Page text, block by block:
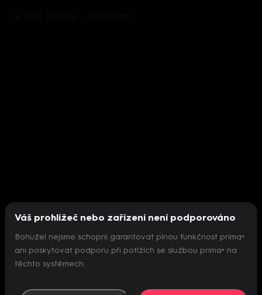
Nepodařilo se inicializovat přehrávač
Váš prohlížeč nebo zařízení není podporováno
Bohužel nejsme schopni garantovat plnou funkčnost prima+
ani poskytovat podporu při potížích se službou prima+ na
těchto systémech.